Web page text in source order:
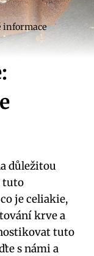
informace
důležitou
tuto
je celiakie,
krve a
tuto
s námi a